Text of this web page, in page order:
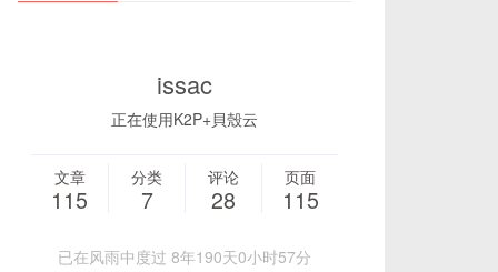
issac
正在使用K2P+貝殼云
文章
115
分类
7
评论
28
页面
115
已在风雨中度过 8年190天0小时57分